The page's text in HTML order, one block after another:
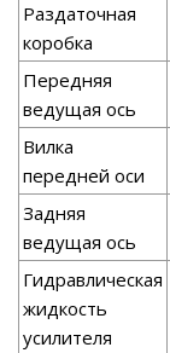
Раздаточная
коробка
Передняя
ведущая ось
Вилка
передней оси
Задняя
ведущая ось
Гидравлическая
жидкость
усилителя